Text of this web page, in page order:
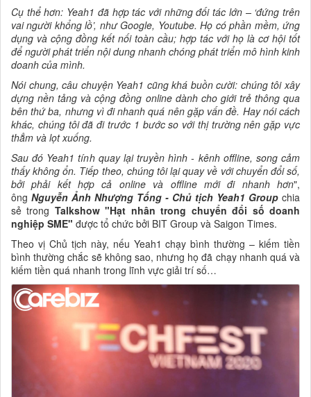
Cụ thể hơn: Yeah1 đã hợp tác với những đối tác lớn – ‘đứng trên
vai người khổng lồ’, như Google, Youtube. Họ có phần mềm, ứng
dụng và cộng đồng kết nối toàn cầu; hợp tác với họ là cơ hội tốt
để người phát triển nội dung nhanh chóng phát triển mô hình kinh
doanh của mình.
Nói chung, câu chuyện Yeah1 cũng khá buồn cười: chúng tôi xây
dựng nền tảng và cộng đồng online dành cho giới trẻ thông qua
bên thứ ba, nhưng vì đi nhanh quá nên gặp vấn đề. Hay nói cách
khác, chúng tôi đã đi trước 1 bước so với thị trường nên gặp vực
thẳm và lọt xuống.
Sau đó Yeah1 tính quay lại truyền hình - kênh offline, song cảm
thấy không ổn. Tiếp theo, chúng tôi lại quay về với chuyển đổi số,
bởi phải kết hợp cả online và offline mới đi nhanh hơn",
ông Nguyễn Ảnh Nhượng Tống - Chủ tịch Yeah1 Group chia
sẻ trong Talkshow "Hạt nhân trong chuyển đổi số doanh
nghiệp SME" được tổ chức bởi BIT Group và Saigon Times.
Theo vị Chủ tịch này, nếu Yeah1 chạy bình thường – kiếm tiền
bình thường chắc sẽ không sao, nhưng họ đã chạy nhanh quá và
kiếm tiền quá nhanh trong lĩnh vực giải trí số…